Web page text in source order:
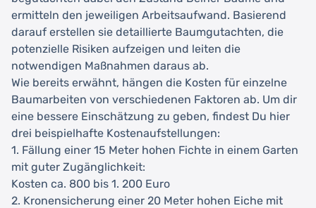
ermitteln den jeweiligen Arbeitsaufwand. Basierend
darauf erstellen sie detaillierte Baumgutachten, die
potenzielle Risiken aufzeigen und leiten die
notwendigen Maßnahmen daraus ab.
Wie bereits erwähnt, hängen die Kosten für einzelne
Baumarbeiten von verschiedenen Faktoren ab. Um dir
eine bessere Einschätzung zu geben, findest Du hier
drei beispielhafte Kostenaufstellungen:
1. Fällung einer 15 Meter hohen Fichte in einem Garten
mit guter Zugänglichkeit:
Kosten ca. 800 bis 1. 200 Euro
2. Kronensicherung einer 20 Meter hohen Eiche mit